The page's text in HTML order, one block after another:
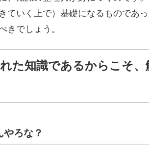
ていく上で）基礎になるものであ
きでしょう。
た知識であるからこそ
やろな？